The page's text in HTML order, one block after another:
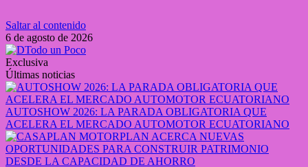
Saltar al contenido
6 de agosto de 2026
Exclusiva
Últimas noticias
AUTOSHOW 2026: LA PARADA OBLIGATORIA QUE
ACELERA EL MERCADO AUTOMOTOR ECUATORIANO